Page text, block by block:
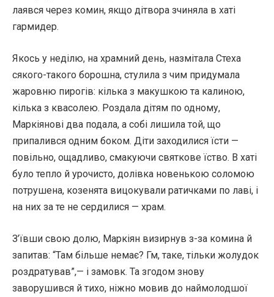
лаявся через комин, якщо дітвора зчиняла в хаті
гармидер.
Якось у неділю, на храмний день, назмітала Стеха
сякого-такого борошна, стулила з чим придумала
жаровню пирогів: кілька з макушкою та калиною,
кілька з квасолею. Роздала дітям по одному,
Маркіянові два подала, а собі лишила той, що
припалився одним боком. Діти заходилися їсти —
повільно, ощадливо, смакуючи святкове їство. В хаті
було тепло й урочисто, долівка новенькою соломою
потрушена, козенята вицокували ратичками по лаві, і
на них за те не сердилися — храм.
З’ївши свою долю, Маркіян визирнув з-за комина й
запитав: “Там більше немає? Гм, таке, тільки жолудок
роздратував”,— і замовк. Та згодом знову
заворушився й тихо, ніжно мовив до наймолодшої